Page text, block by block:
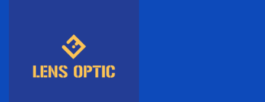
FDA (Cục Quản lý Thực phẩm và Dược phẩm Hoa Kỳ)
Khả Năng Che Phủ Tuyệt Đối:
tầng,lens che khuyết điểm mắt